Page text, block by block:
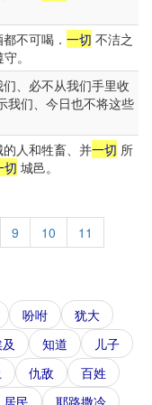
不可喝． 一切 不洁之
。
、必不从我们手里收
我们、今日也不将这些
人和牲畜、并一切 所
切 城邑。
9 10
11
吩咐
犹大
知道
儿子
仇敌
百姓
居民 耶路撒冷